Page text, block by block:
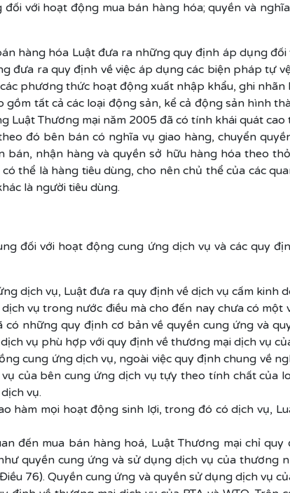
với hoạt động mua bán hàng hóa; quyền và
hàng hóa Luật đưa ra những quy định áp dụng
đưa ra quy định về việc áp dụng các biện pháp tự
phương thức hoạt động xuất nhập khẩu, ghi
tất cả các loại động sản, kể cả động sản hình
Luật Thương mại năm 2005 đã có tính khái quát
đó bên bán có nghĩa vụ giao hàng, chuyển
nhận hàng và quyền sở hữu hàng hóa theo
thể là hàng tiêu dùng, cho nên chủ thể của các
là người tiêu dùng.
đối với hoạt động cung ứng dịch vụ và các quy
dịch vụ, Luật đưa ra quy định về dịch vụ cấm kinh
vụ trong nước điều mà cho đến nay chưa có
có những quy định cơ bản về quyền cung ứng và
vụ phù hợp với quy định về thương mại dịch vụ
cung ứng dịch vụ, ngoài việc quy định chung về
của bên cung ứng dịch vụ tựy theo tính chất của
vụ.
hàm mọi hoạt động sinh lợi, trong đó có dịch vụ,
đến mua bán hàng hoá, Luật Thương mại chỉ
quyền cung ứng và sử dụng dịch vụ của thương
76). Quyền cung ứng và quyền sử dụng dịch vụ